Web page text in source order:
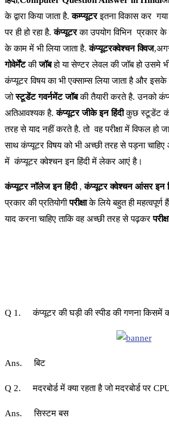
के द्वारा किया जाता है.कम्प्यूटरइतना विकास कर
पर ही हो रहा है.कंप्यूटरका उपयोग विभिन प्रकार
के काम में भी लिया जाता है.कंप्यूटरक्वेश्चन क्विज
गोवेर्मेंटकीजॉबहो या सेण्टर लेवल की जॉब हो उसमे
कंप्यूटर विषय का भी एक्साम्स लिया जाता है और इसके
जोस्टूडेंट गवर्नमेंट जॉबकी तैयारी करते है. उनको
अतिआवश्यक है. कंप्यूटर जीके इन हिंदीकुछ स्टूडेंट
तरह से याद नहीं करते है. तो वह परीक्षा में विफल हो
साथ कंप्यूटर विषय को भी अच्छी तरह से पड़ना
में कंप्यूटर क्वेश्चन इन हिंदी में लेकर आएं है।
कंप्यूटर नॉलेज इन हिंदी,कंप्यूटर क्वेश्चन आंसर इन
प्रकार की प्रतियोगीपरीक्षाके लिये बहुत ही
याद करना चाहिए ताकि वह अच्छी तरह से पढ़कर
Q 1. कंप्यूटर की घड़ी की स्पीड की गणना किसमें
Ans. बिट
Q 2. मदरबोर्ड में क्या रहता है जो मदरबोर्ड पर
Ans. सिस्टम बस